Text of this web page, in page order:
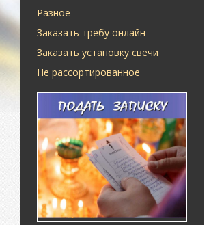
Разное
Заказать требу онлайн
Заказать установку свечи
Не рассортированное